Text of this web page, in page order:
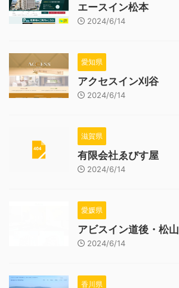
エースイン松本
2024/6/14
愛知県
アクセスイン刈谷
2024/6/14
滋賀県
有限会社ゑびす屋
2024/6/14
愛媛県
アビスイン道後・松山
2024/6/14
香川県